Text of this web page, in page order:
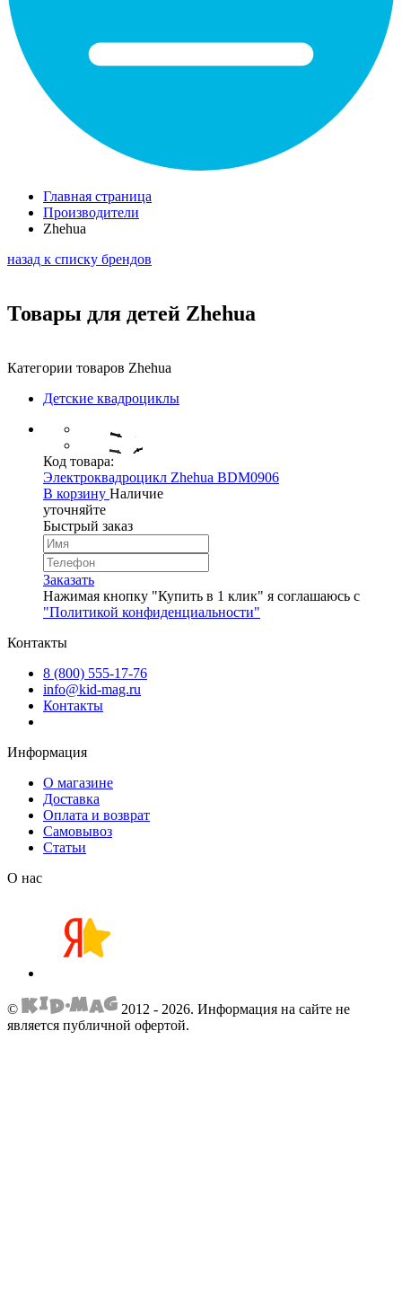
Главная страница
Производители
Zhehua
назад к списку брендов
Товары для детей Zhehua
Категории товаров Zhehua
Детские квадроциклы
Код товара:
Электроквадроцикл Zhehua BDM0906
В корзину Наличие
уточняйте
Быстрый заказ
Заказать
Нажимая кнопку "Купить в 1 клик" я соглашаюсь с
"Политикой конфиденциальности"
Контакты
8 (800) 555-17-76
info@kid-mag.ru
Контакты
Информация
О магазине
Доставка
Оплата и возврат
Самовывоз
Статьи
О нас
© 2012 - 2026. Информация на сайте не
является публичной офертой.